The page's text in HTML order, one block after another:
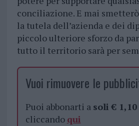
conciliazione. E mai
la tutela dell’azienda e dei
piccolo ulteriore sforzo da
tutto il territorio sarà per
Vuoi rimuovere le
Puoi abbonarti a soli €
cliccando qui